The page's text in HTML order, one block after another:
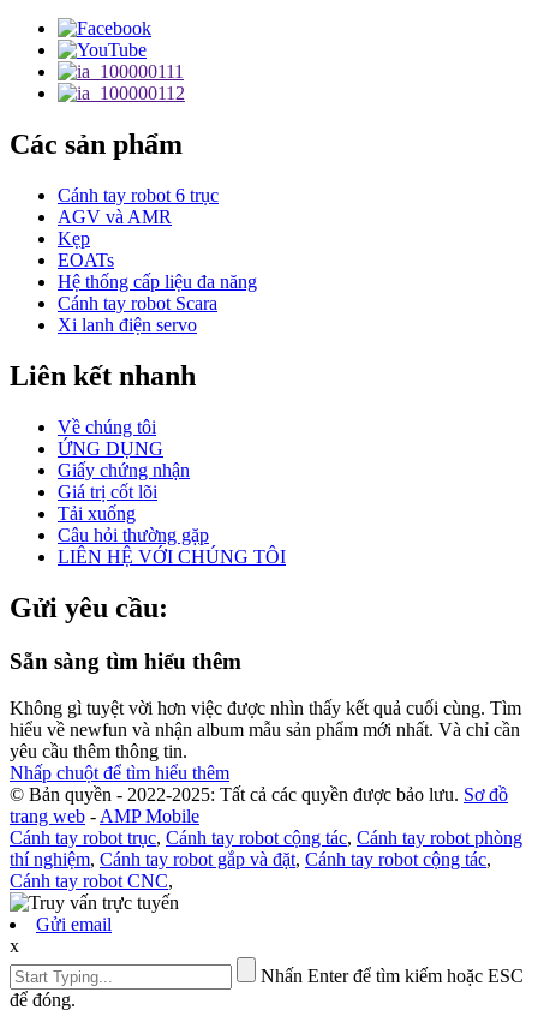
Các sản phẩm
Cánh tay robot 6 trục
AGV và AMR
Kẹp
EOATs
Hệ thống cấp liệu đa năng
Cánh tay robot Scara
Xi lanh điện servo
Liên kết nhanh
Về chúng tôi
ỨNG DỤNG
Giấy chứng nhận
Giá trị cốt lõi
Tải xuống
Câu hỏi thường gặp
LIÊN HỆ VỚI CHÚNG TÔI
Gửi yêu cầu:
Sẵn sàng tìm hiểu thêm
Không gì tuyệt vời hơn việc được nhìn thấy kết quả cuối cùng. Tìm
hiểu về newfun và nhận album mẫu sản phẩm mới nhất. Và chỉ cần
yêu cầu thêm thông tin.
Nhấp chuột để tìm hiểu thêm
© Bản quyền - 2022-2025: Tất cả các quyền được bảo lưu. Sơ đồ
trang web - AMP Mobile
Cánh tay robot trục, Cánh tay robot cộng tác, Cánh tay robot phòng
thí nghiệm, Cánh tay robot gắp và đặt, Cánh tay robot cộng tác,
Cánh tay robot CNC,
Gửi email
x
Nhấn Enter để tìm kiếm hoặc ESC
để đóng.